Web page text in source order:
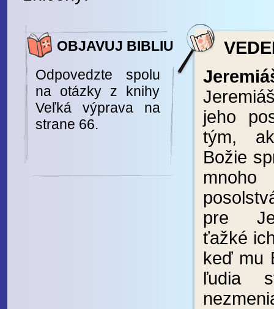
OBJAVUJ BIBLIU
Odpovedzte spolu
na otázky z knihy
Veľká výprava na
strane 66.
jeho
tým,
Božie
pre
ťažké
keď mu
ľudia